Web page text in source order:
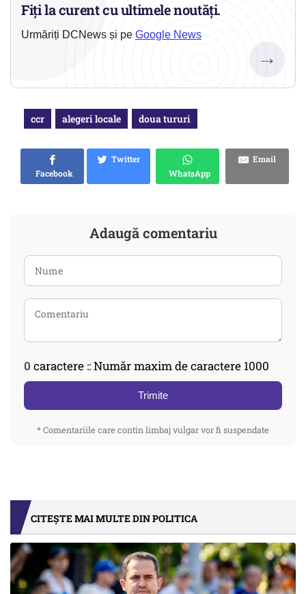
Fiți la curent cu ultimele noutăți.
Urmăriți DCNews și pe Google News
→
ccr alegeri locale doua tururi
Facebook
Twitter
WhatsApp
Email
Adaugă comentariu
0 caractere :: Număr maxim de caractere 1000
Trimite
* Comentariile care contin limbaj vulgar vor fi suspendate
CITEȘTE MAI MULTE DIN POLITICA